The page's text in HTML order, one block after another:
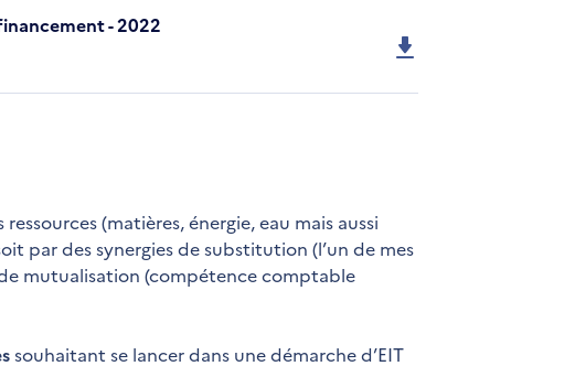
- 2022
(matières, énergie, eau mais aussi
par des synergies de substitution (l’un de mes
mutualisation (compétence comptable
souhaitant se lancer dans une démarche d’EIT